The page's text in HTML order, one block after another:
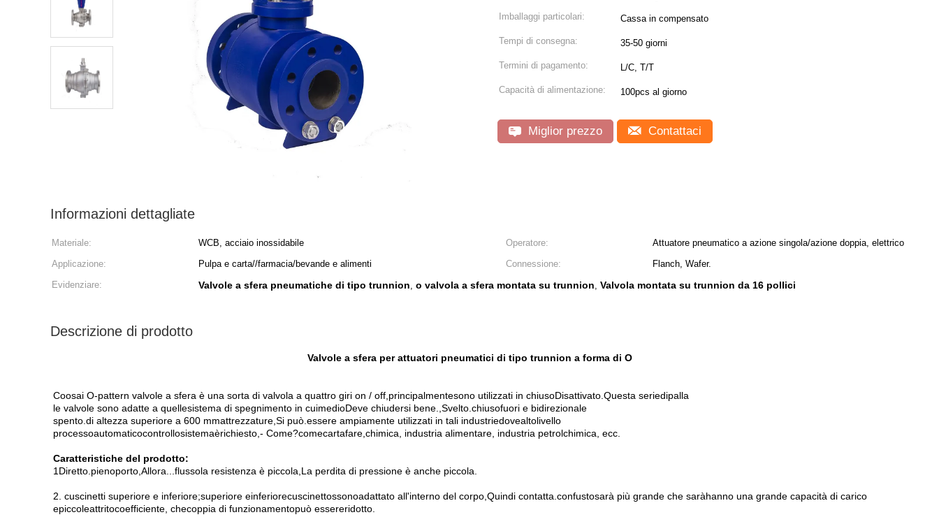
Imballaggi particolari: Cassa in compensato
Tempi di consegna: 35-50 giorni
Termini di pagamento: L/C, T/T
Capacità di alimentazione: 100pcs al giorno
Miglior prezzo Contattaci
Informazioni dettagliate
Materiale: WCB, acciaio inossidabile Operatore:
Attuatore pneumatico a azione singola/azione doppia, elettrico
Applicazione:
Pulpa e carta//farmacia/bevande e alimenti Connessione:
Flanch, Wafer.
Evidenziare:
Valvole a sfera pneumatiche di tipo trunnion, o valvola a sfera montata su trunnion, Valvola montata su trunnion da 16 pollici
Descrizione di prodotto
Valvole a sfera per attuatori pneumatici di tipo trunnion a forma di O
Coosai O-pattern valvole a sfera è una sorta di valvola a quattro giri on / off principalmentesono utilizzati in chiusoDisattivato Questa seriedipalla
le valvole sono adatte a quellesistema di spegnimento in cuimedioDeve chiudersi bene. Svelto. chiusofuori e bidirezionale
spento di altezza superiore a 600 mmattrezzature Si può. essere ampiamente utilizzati in tali industriedovealtolivello
processoautomaticocontrollosistemaèrichiesto - Come?comecartafare chimica , industria alimentare, industria petrolchimica, ecc.
Caratteristiche del prodotto:
1Diretto. pienoporto Allora... flussola resistenza è piccola La perdita di pressione è anche piccola.
2. cuscinetti superiore e inferiore;superiore einferiorecuscinettossonoadattato all'interno del corpo Quindi contatta. confustosarà più grande che saràhanno una grande capacità di carico
epiccoleattritocoefficiente, checoppia di funzionamentopuò essereridotto.